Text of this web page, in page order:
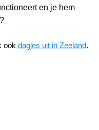
en je hem
ook dagjes uit in Zeeland.